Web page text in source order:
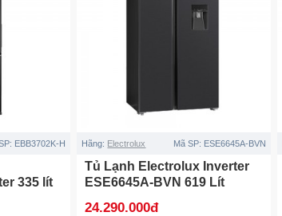
EBB3702K-H
335 lít
Hãng: Electrolux Mã SP: ESE6645A-BVN
Tủ Lạnh Electrolux Inverter
ESE6645A-BVN 619 Lít
24.290.000đ